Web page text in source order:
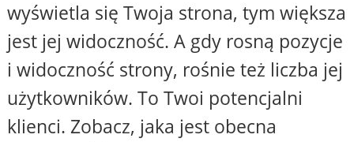
wyświetla się Twoja strona, tym większa
jest jej widoczność. A gdy rosną pozycje
i widoczność strony, rośnie też liczba jej
użytkowników. To Twoi potencjalni
klienci. Zobacz, jaka jest obecna